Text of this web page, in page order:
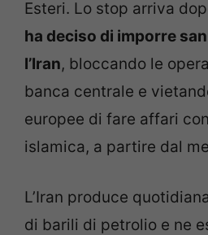
Esteri. Lo stop arriva
ha deciso di imporre
l’Iran, bloccando le
banca centrale e
europee di fare affari
islamica, a partire dal
L’Iran produce
di barili di petrolio e ne